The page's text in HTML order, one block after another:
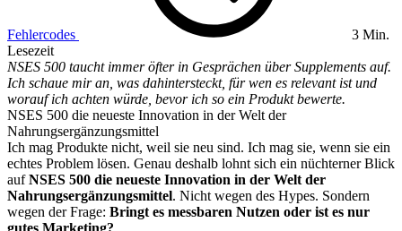
Fehlercodes
3 Min.
Lesezeit
NSES 500 taucht immer öfter in Gesprächen über Supplements auf.
Ich schaue mir an, was dahintersteckt, für wen es relevant ist und
worauf ich achten würde, bevor ich so ein Produkt bewerte.
NSES 500 die neueste Innovation in der Welt der
Nahrungsergänzungsmittel
Ich mag Produkte nicht, weil sie neu sind. Ich mag sie, wenn sie ein
echtes Problem lösen. Genau deshalb lohnt sich ein nüchterner Blick
aufNSES 500 die neueste Innovation in der Welt der
Nahrungsergänzungsmittel. Nicht wegen des Hypes. Sondern
wegen der Frage: Bringt es messbaren Nutzen oder ist es nur
gutes Marketing?